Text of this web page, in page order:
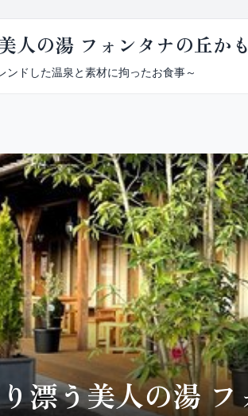
人の湯 フォンタナの丘か
ドした温泉と素材に拘ったお食事～
漂う美人の湯